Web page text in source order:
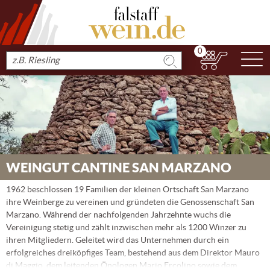
Produkt
suchen
0
WEINGUT CANTINE SAN MARZANO
1962 beschlossen 19 Familien der kleinen Ortschaft San Marzano
ihre Weinberge zu vereinen und gründeten die Genossenschaft San
Marzano. Während der nachfolgenden Jahrzehnte wuchs die
Vereinigung stetig und zählt inzwischen mehr als 1200 Winzer zu
ihren Mitgliedern. Geleitet wird das Unternehmen durch ein
erfolgreiches dreiköpfiges Team, bestehend aus dem Direktor Mauro
di Maggio, dem leitenden Önologen Mario Ercolino sowie dem